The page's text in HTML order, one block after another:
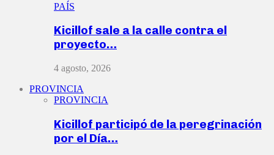
PAÍS
Kicillof sale a la calle contra el
proyecto…
4 agosto, 2026
PROVINCIA
PROVINCIA
Kicillof participó de la peregrinación
por el Día…